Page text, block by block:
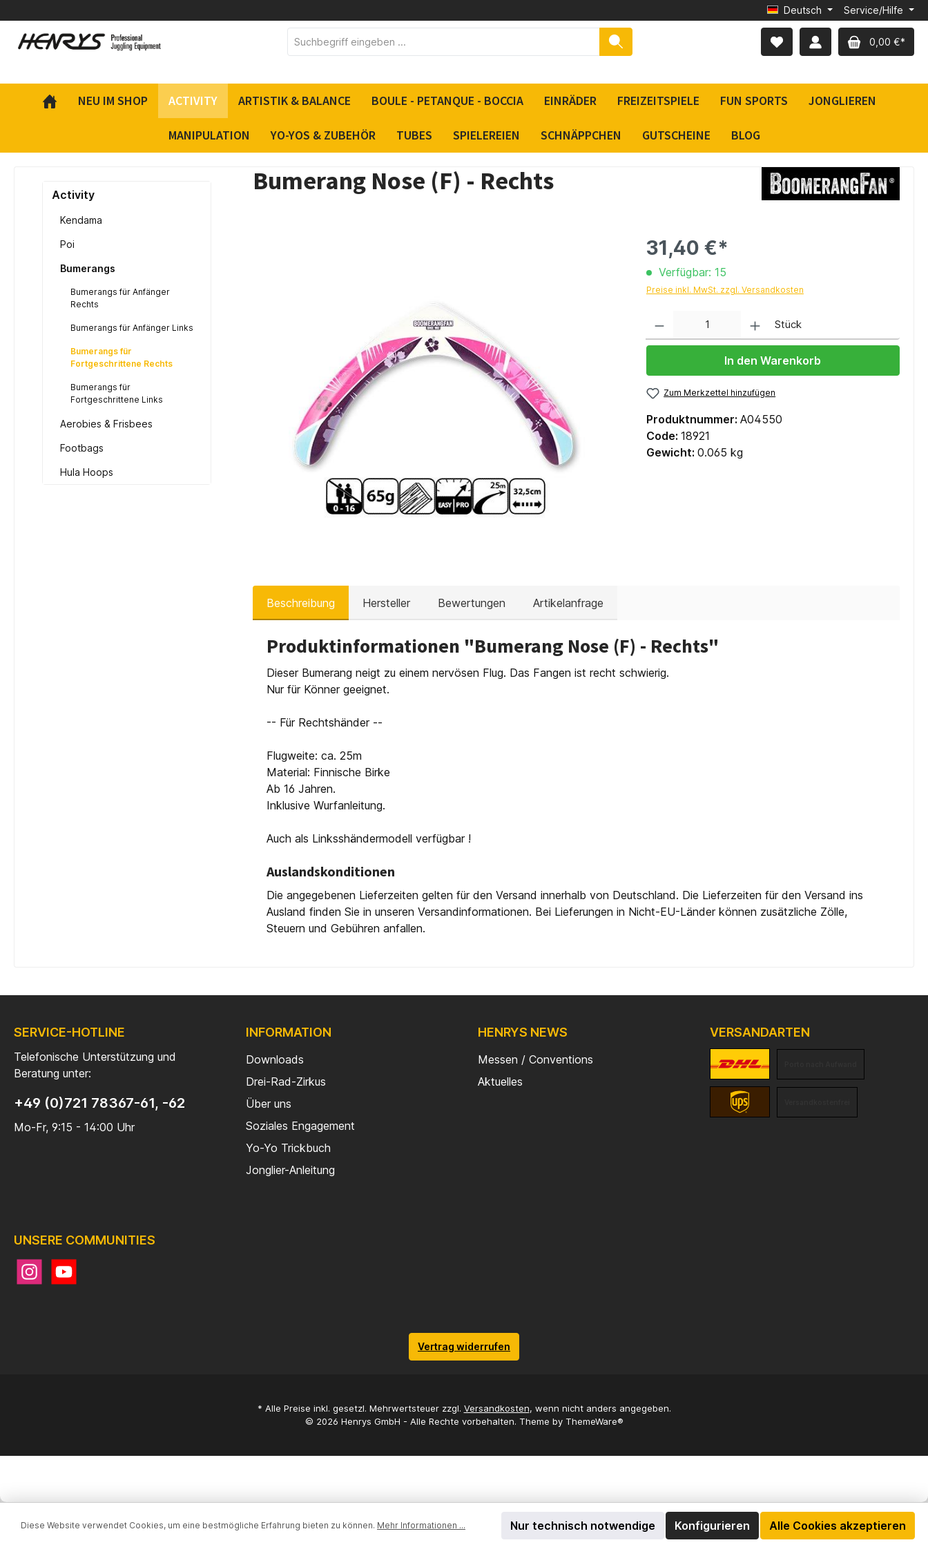
Deutsch Service/Hilfe
0,00 €*
NEU IM SHOP ACTIVITY ARTISTIK & BALANCE BOULE - PETANQUE - BOCCIA EINRÄDER FREIZEITSPIELE FUN SPORTS JONGLIEREN
MANIPULATION YO-YOS & ZUBEHÖR TUBES SPIELEREIEN SCHNÄPPCHEN GUTSCHEINE BLOG
Activity
Kendama
Poi
Bumerangs
Bumerangs für Anfänger
Rechts
Bumerangs für Anfänger Links
Bumerangs für
Fortgeschrittene Rechts
Bumerangs für
Fortgeschrittene Links
Aerobies & Frisbees
Footbags
Hula Hoops
Bumerang Nose (F) - Rechts
31,40 €*
Verfügbar: 15
Preise inkl. MwSt. zzgl. Versandkosten
Stück
In den Warenkorb
Zum Merkzettel hinzufügen
Produktnummer: A04550
Code: 18921
Gewicht: 0.065 kg
Beschreibung Hersteller Bewertungen Artikelanfrage
Produktinformationen "Bumerang Nose (F) - Rechts"
Dieser Bumerang neigt zu einem nervösen Flug. Das Fangen ist recht schwierig.
Nur für Könner geeignet.
-- Für Rechtshänder --
Flugweite: ca. 25m
Material: Finnische Birke
Ab 16 Jahren.
Inklusive Wurfanleitung.
Auch als Linksshändermodell verfügbar !
Auslandskonditionen
Die angegebenen Lieferzeiten gelten für den Versand innerhalb von Deutschland. Die Lieferzeiten für den Versand ins
Ausland finden Sie in unseren Versandinformationen. Bei Lieferungen in Nicht-EU-Länder können zusätzliche Zölle,
Steuern und Gebühren anfallen.
SERVICE-HOTLINE
Telefonische Unterstützung und
Beratung unter:
+49 (0)721 78367-61, -62
Mo-Fr, 9:15 - 14:00 Uhr
INFORMATION
Downloads
Drei-Rad-Zirkus
Über uns
Soziales Engagement
Yo-Yo Trickbuch
Jonglier-Anleitung
HENRYS NEWS
Messen / Conventions
Aktuelles
VERSANDARTEN
UNSERE COMMUNITIES
Vertrag widerrufen
* Alle Preise inkl. gesetzl. Mehrwertsteuer zzgl. Versandkosten, wenn nicht anders angegeben.
© 2026 Henrys GmbH - Alle Rechte vorbehalten. Theme by ThemeWare®
Diese Website verwendet Cookies, um eine bestmögliche Erfahrung bieten zu können. Mehr Informationen ... Nur technisch notwendige Konfigurieren Alle Cookies akzeptieren